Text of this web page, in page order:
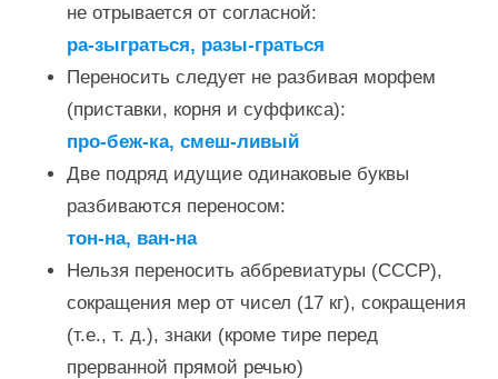
не отрывается от согласной:
ра-зыграться, разы-граться
Переносить следует не разбивая морфем
(приставки, корня и суффикса):
про-беж-ка, смеш-ливый
Две подряд идущие одинаковые буквы
разбиваются переносом:
тон-на, ван-на
Нельзя переносить аббревиатуры (СССР),
сокращения мер от чисел (17 кг), сокращения
(т.е., т. д.), знаки (кроме тире перед
прерванной прямой речью)